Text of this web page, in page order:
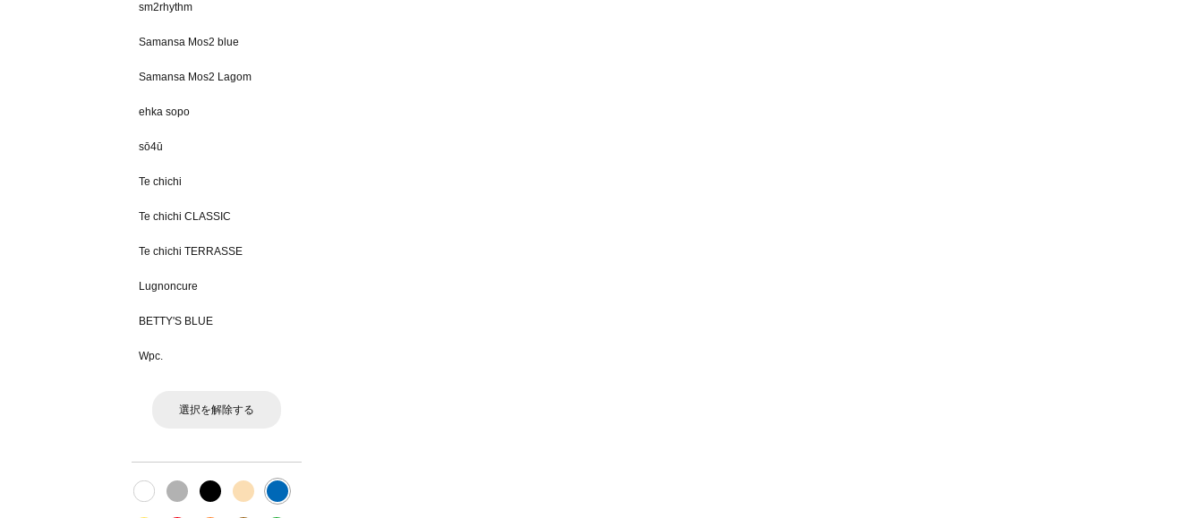
sm2rhythm
Samansa Mos2 blue
Samansa Mos2 Lagom
ehka sopo
sō4ū
Te chichi
Te chichi CLASSIC
Te chichi TERRASSE
Lugnoncure
BETTY'S BLUE
Wpc.
選択を解除する